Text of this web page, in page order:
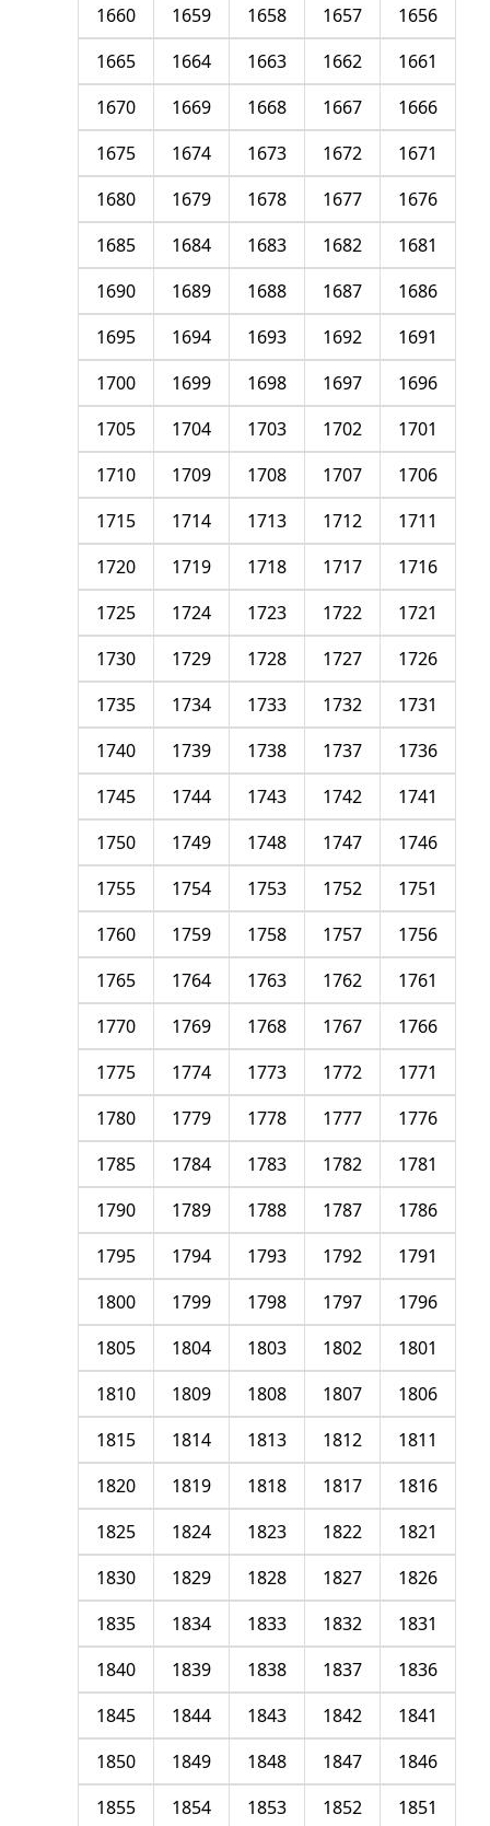
1656
1657
1658
1659
1660
1661
1662
1663
1664
1665
1666
1667
1668
1669
1670
1671
1672
1673
1674
1675
1676
1677
1678
1679
1680
1681
1682
1683
1684
1685
1686
1687
1688
1689
1690
1691
1692
1693
1694
1695
1696
1697
1698
1699
1700
1701
1702
1703
1704
1705
1706
1707
1708
1709
1710
1711
1712
1713
1714
1715
1716
1717
1718
1719
1720
1721
1722
1723
1724
1725
1726
1727
1728
1729
1730
1731
1732
1733
1734
1735
1736
1737
1738
1739
1740
1741
1742
1743
1744
1745
1746
1747
1748
1749
1750
1751
1752
1753
1754
1755
1756
1757
1758
1759
1760
1761
1762
1763
1764
1765
1766
1767
1768
1769
1770
1771
1772
1773
1774
1775
1776
1777
1778
1779
1780
1781
1782
1783
1784
1785
1786
1787
1788
1789
1790
1791
1792
1793
1794
1795
1796
1797
1798
1799
1800
1801
1802
1803
1804
1805
1806
1807
1808
1809
1810
1811
1812
1813
1814
1815
1816
1817
1818
1819
1820
1821
1822
1823
1824
1825
1826
1827
1828
1829
1830
1831
1832
1833
1834
1835
1836
1837
1838
1839
1840
1841
1842
1843
1844
1845
1846
1847
1848
1849
1850
1851
1852
1853
1854
1855